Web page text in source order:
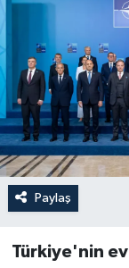
Paylaş
Türkiye'nin